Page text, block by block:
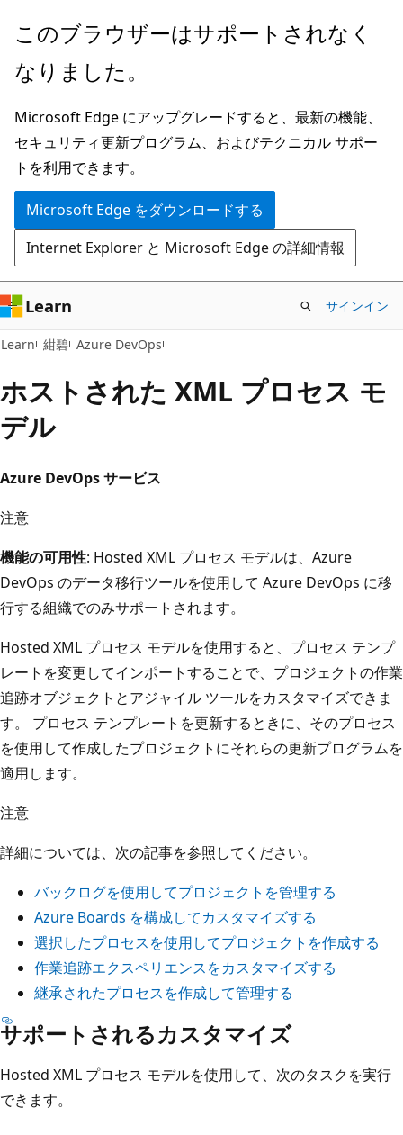
メ
ン
ン
テ
ン
ツ
に
ス
キ
ッ
プ
このブラウザーはサポートされなく
なりました。
Microsoft Edge にアップグレードすると、最新の機能、
セキュリティ更新プログラム、およびテクニカル サポー
トを利用できます。
Microsoft Edge をダウンロードする
Internet Explorer と Microsoft Edge の詳細情報
Learn サインイン
Learn 紺碧 Azure DevOps
ホストされた XML プロセス モ
デル
Azure DevOps サービス
注意
機能の可用性: Hosted XML プロセス モデルは、Azure
DevOps のデータ移行ツールを使用して Azure DevOps に移
行する組織でのみサポートされます。
Hosted XML プロセス モデルを使用すると、プロセス テンプ
レートを変更してインポートすることで、プロジェクトの作業
追跡オブジェクトとアジャイル ツールをカスタマイズできま
す。 プロセス テンプレートを更新するときに、そのプロセス
を使用して作成したプロジェクトにそれらの更新プログラムを
適用します。
注意
詳細については、次の記事を参照してください。
バックログを使用してプロジェクトを管理する
Azure Boards を構成してカスタマイズする
選択したプロセスを使用してプロジェクトを作成する
作業追跡エクスペリエンスをカスタマイズする
継承されたプロセスを作成して管理する
サポートされるカスタマイズ
Hosted XML プロセス モデルを使用して、次のタスクを実行
できます。